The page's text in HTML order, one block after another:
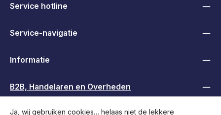
Service hotline
Service-navigatie
Informatie
B2B, Handelaren en Overheden
Ja, wij gebruiken cookies… helaas niet de lekkere